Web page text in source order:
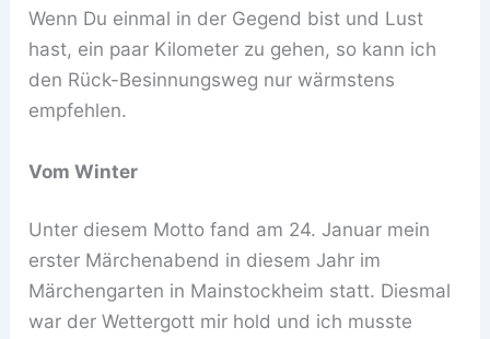
Wenn Du einmal in der Gegend bist und Lust
hast, ein paar Kilometer zu gehen, so kann ich
den Rück-Besinnungsweg nur wärmstens
empfehlen.
Vom Winter
Unter diesem Motto fand am 24. Januar mein
erster Märchenabend in diesem Jahr im
Märchengarten in Mainstockheim statt. Diesmal
war der Wettergott mir hold und ich musste